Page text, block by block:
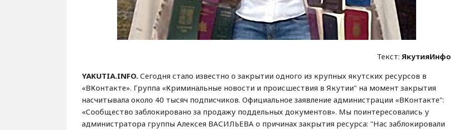
Текст:ЯкутияИнфо
YAKUTIA.INFO. Сегодня стало известно о закрытии одного из крупных якутских ресурсов в
«ВКонтакте». Группа «Криминальные новости и происшествия в Якутии" на момент закрытия
насчитывала около 40 тысяч подписчиков. Официальное заявление администрации «ВКонтакте":
«Сообщество заблокировано за продажу поддельных документов». Мы поинтересовались у
администратора группы Алексея ВАСИЛЬЕВА о причинах закрытия ресурса: "Нас заблокировали